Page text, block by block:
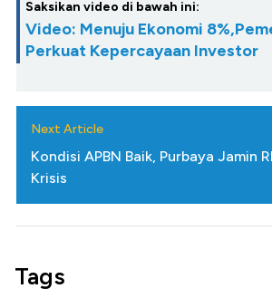
Saksikan video di bawah ini:
Video: Menuju Ekonomi
Perkuat Kepercayaan Investor
Next Article
Kondisi APBN Baik, Purbaya Jamin
Krisis
Tags